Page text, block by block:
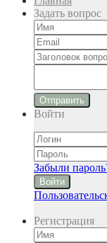
Задать вопрос
Отправить
Войти
Забыли
Войти
Регистрация